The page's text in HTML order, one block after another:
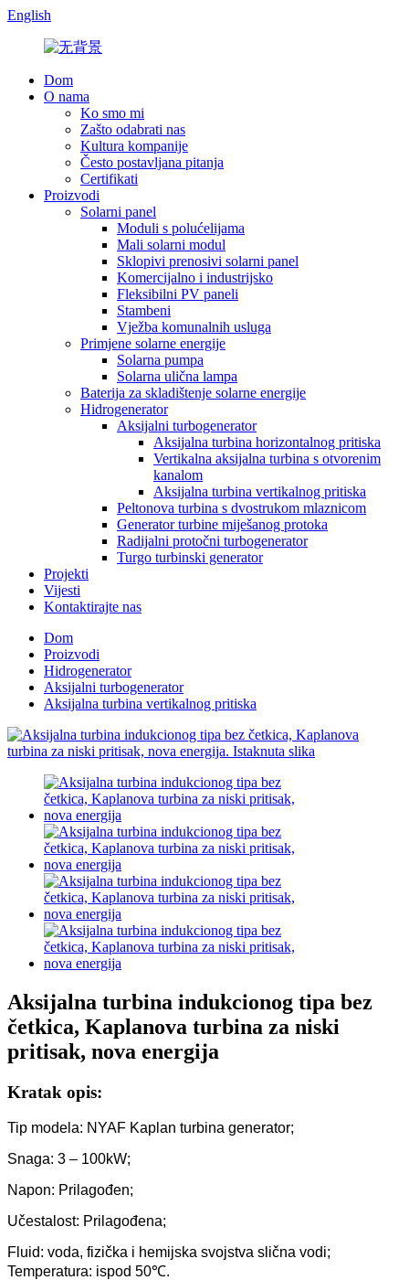
English
Dom
O nama
Ko smo mi
Zašto odabrati nas
Kultura kompanije
Često postavljana pitanja
Certifikati
Proizvodi
Solarni panel
Moduli s polućelijama
Mali solarni modul
Sklopivi prenosivi solarni panel
Komercijalno i industrijsko
Fleksibilni PV paneli
Stambeni
Vježba komunalnih usluga
Primjene solarne energije
Solarna pumpa
Solarna ulična lampa
Baterija za skladištenje solarne energije
Hidrogenerator
Aksijalni turbogenerator
Aksijalna turbina horizontalnog pritiska
Vertikalna aksijalna turbina s otvorenim
kanalom
Aksijalna turbina vertikalnog pritiska
Peltonova turbina s dvostrukom mlaznicom
Generator turbine miješanog protoka
Radijalni protočni turbogenerator
Turgo turbinski generator
Projekti
Vijesti
Kontaktirajte nas
Dom
Proizvodi
Hidrogenerator
Aksijalni turbogenerator
Aksijalna turbina vertikalnog pritiska
Aksijalna turbina indukcionog tipa bez
četkica, Kaplanova turbina za niski
pritisak, nova energija
Kratak opis:
Tip modela: NYAF Kaplan turbina generator;
Snaga: 3 – 100kW;
Napon: Prilagođen;
Učestalost: Prilagođena;
Fluid: voda, fizička i hemijska svojstva slična vodi;
Temperatura: ispod 50℃.